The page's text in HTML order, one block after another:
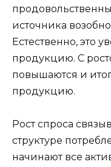
источника
Естественно, это
продукцию. С
повышаются и
продукцию.
Рост спроса
структуре
начинают все